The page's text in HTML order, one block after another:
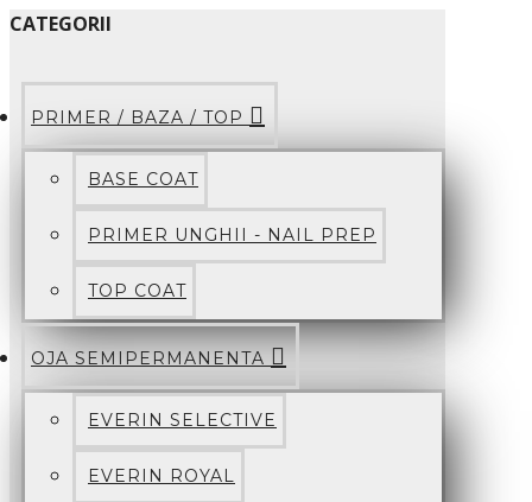
CATEGORII
PRIMER / BAZA / TOP
BASE COAT
PRIMER UNGHII - NAIL PREP
TOP COAT
OJA SEMIPERMANENTA
EVERIN SELECTIVE
EVERIN ROYAL